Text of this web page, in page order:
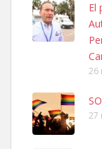
PERRO MACHO
06/07/2025
Leales.org »
El
26
27